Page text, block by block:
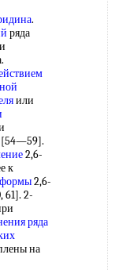
.
ряда
или
[54—59].
2,6-
к
2,6-
61]. 2-
ряда
на